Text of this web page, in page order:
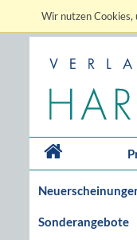
Wir nutzen Cookies,
Sonderangebote